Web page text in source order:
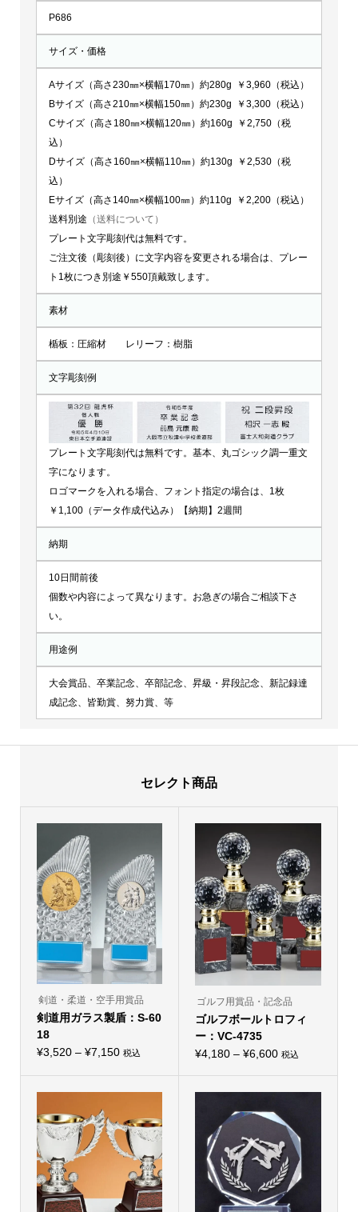
P686
サイズ・価格
Aサイズ（高さ230㎜×横幅170㎜）約280g ￥3,960（税込）
Bサイズ（高さ210㎜×横幅150㎜）約230g ￥3,300（税込）
Cサイズ（高さ180㎜×横幅120㎜）約160g ￥2,750（税
込）
Dサイズ（高さ160㎜×横幅110㎜）約130g ￥2,530（税
込）
Eサイズ（高さ140㎜×横幅100㎜）約110g ￥2,200（税込）
送料別途 （送料について）
プレート文字彫刻代は無料です。
ご注文後（彫刻後）に文字内容を変更される場合は、プレー
ト1枚につき別途￥550頂戴致します。
素材
楯板：圧縮材 レリーフ：樹脂
文字彫刻例
プレート文字彫刻代は無料です。基本、丸ゴシック調一重文
字になります。
ロゴマークを入れる場合、フォント指定の場合は、1枚
￥1,100（データ作成代込み）【納期】2週間
納期
10日間前後
個数や内容によって異なります。お急ぎの場合ご相談下さ
い。
用途例
大会賞品、卒業記念、卒部記念、昇級・昇段記念、新記録達
成記念、皆勤賞、努力賞、等
セレクト商品
剣道・柔道・空手用賞品
剣道用ガラス製盾：S-60
18
¥3,520 – ¥7,150価
–
¥7,150
税込
の
は
複
数
の
バ
リ
エ
ー
シ
ゴルフ用賞品・記念品
ゴルフボールトロフィ
ー：VC-4735
¥4,180 – ¥6,600価
–
¥6,600
税込
の